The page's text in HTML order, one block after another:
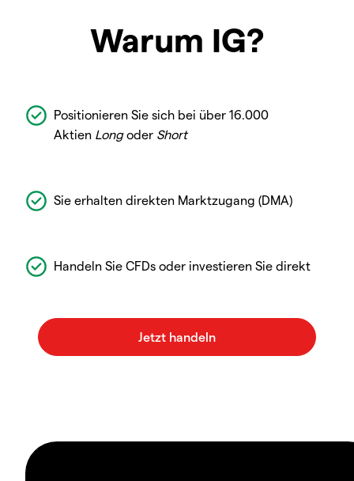
Warum IG?
Positionieren Sie sich bei über 16.000
Aktien Longoder Short
Sie erhalten direkten Marktzugang (DMA)
Handeln Sie CFDs oder investieren Sie direkt